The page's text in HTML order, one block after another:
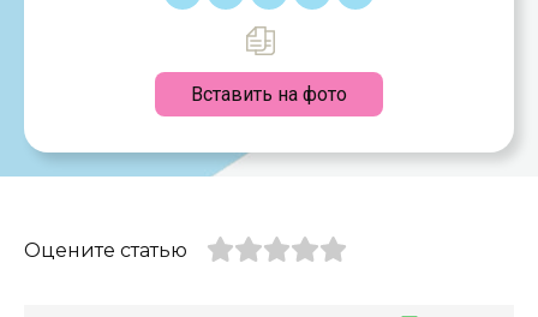
Вставить на фото
Оцените статью